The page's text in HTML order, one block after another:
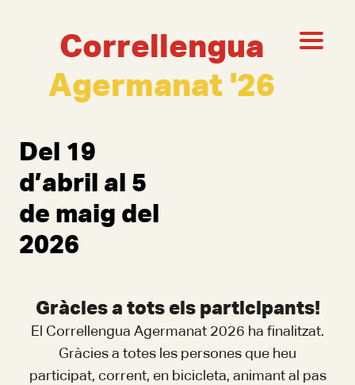
Correllengua
Agermanat '26
Del 19
d’abril al 5
de maig del
2026
Gràcies a tots els participants!
El Correllengua Agermanat 2026 ha finalitzat.
Gràcies a totes les persones que heu
participat, corrent, en bicicleta, animant al pas